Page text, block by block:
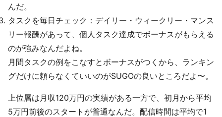
んだ。
タスクを毎日チェック：デイリー・ウィークリー・マンス
リー報酬があって、個人タスク達成でボーナスがもらえる
のが強みなんだよね。
月間タスクの例をこなすとボーナスがつくから、ランキン
グだけに頼らなくていいのがSUGOの良いところだよ〜。
上位層は月収120万円の実績がある一方で、初月から平均
5万円前後のスタートが普通なんだ。配信時間は平均で1